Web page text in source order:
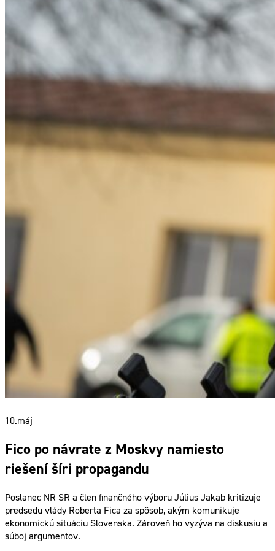
10.máj
Fico po návrate z Moskvy namiesto
riešení šíri propagandu
Poslanec NR SR a člen finančného výboru Július Jakab kritizuje
predsedu vlády Roberta Fica za spôsob, akým komunikuje
ekonomickú situáciu Slovenska. Zároveň ho vyzýva na diskusiu a
súboj argumentov.